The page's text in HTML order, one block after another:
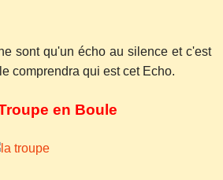
sont qu'un écho au silence et c'est
comprendra qui est cet Echo.
en Boule